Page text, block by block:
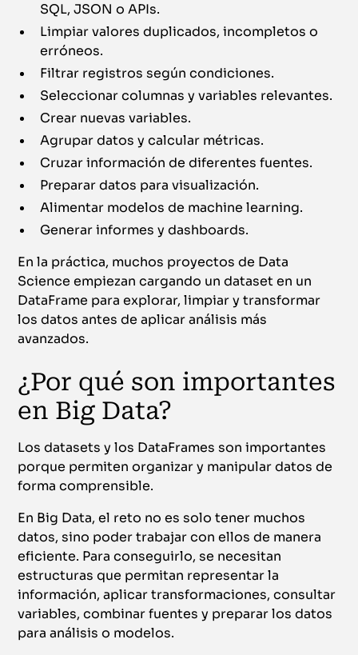
SQL, JSON o APIs.
Limpiar valores duplicados, incompletos o
erróneos.
Filtrar registros según condiciones.
Seleccionar columnas y variables relevantes.
Crear nuevas variables.
Agrupar datos y calcular métricas.
Cruzar información de diferentes fuentes.
Preparar datos para visualización.
Alimentar modelos de machine learning.
Generar informes y dashboards.
En la práctica, muchos proyectos de Data
Science empiezan cargando un dataset en un
DataFrame para explorar, limpiar y transformar
los datos antes de aplicar análisis más
avanzados.
¿Por qué son importantes
en Big Data?
Los datasets y los DataFrames son importantes
porque permiten organizar y manipular datos de
forma comprensible.
En Big Data, el reto no es solo tener muchos
datos, sino poder trabajar con ellos de manera
eficiente. Para conseguirlo, se necesitan
estructuras que permitan representar la
información, aplicar transformaciones, consultar
variables, combinar fuentes y preparar los datos
para análisis o modelos.